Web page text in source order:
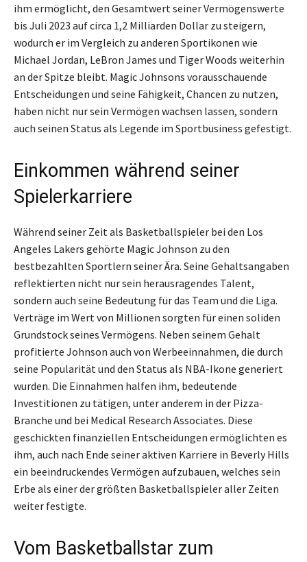
ihm ermöglicht, den Gesamtwert seiner Vermögenswerte
bis Juli 2023 auf circa 1,2 Milliarden Dollar zu steigern,
wodurch er im Vergleich zu anderen Sportikonen wie
Michael Jordan, LeBron James und Tiger Woods weiterhin
an der Spitze bleibt. Magic Johnsons vorausschauende
Entscheidungen und seine Fähigkeit, Chancen zu nutzen,
haben nicht nur sein Vermögen wachsen lassen, sondern
auch seinen Status als Legende im Sportbusiness gefestigt.
Einkommen während seiner
Spielerkarriere
Während seiner Zeit als Basketballspieler bei den Los
Angeles Lakers gehörte Magic Johnson zu den
bestbezahlten Sportlern seiner Ära. Seine Gehaltsangaben
reflektierten nicht nur sein herausragendes Talent,
sondern auch seine Bedeutung für das Team und die Liga.
Verträge im Wert von Millionen sorgten für einen soliden
Grundstock seines Vermögens. Neben seinem Gehalt
profitierte Johnson auch von Werbeeinnahmen, die durch
seine Popularität und den Status als NBA-Ikone generiert
wurden. Die Einnahmen halfen ihm, bedeutende
Investitionen zu tätigen, unter anderem in der Pizza-
Branche und bei Medical Research Associates. Diese
geschickten finanziellen Entscheidungen ermöglichten es
ihm, auch nach Ende seiner aktiven Karriere in Beverly Hills
ein beeindruckendes Vermögen aufzubauen, welches sein
Erbe als einer der größten Basketballspieler aller Zeiten
weiter festigte.
Vom Basketballstar zum